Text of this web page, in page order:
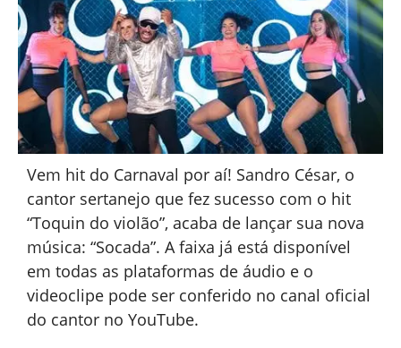
Vem hit do Carnaval por aí! Sandro César, o
cantor sertanejo que fez sucesso com o hit
“Toquin do violão”, acaba de lançar sua nova
música: “Socada”. A faixa já está disponível
em todas as plataformas de áudio e o
videoclipe pode ser conferido no canal oficial
do cantor no YouTube.